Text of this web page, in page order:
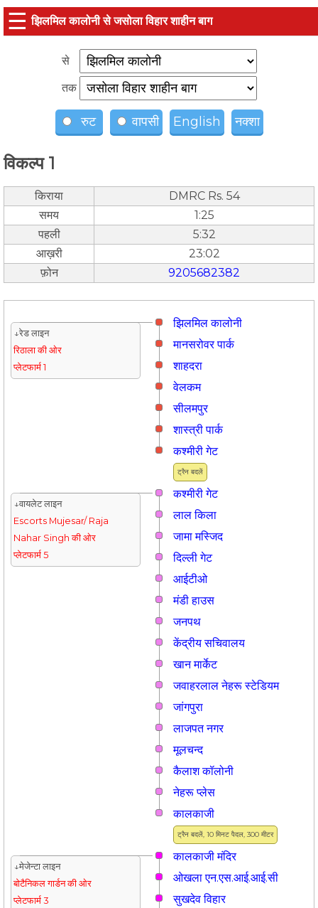
☰ झिलमिल कालोनी से जसोला विहार शाहीन बाग
से
तक
रुट वापसी English नक्शा
विकल्प 1
किराया
DMRC Rs. 54
समय
1:25
पहली
5:32
आख़री
23:02
फ़ोन
9205682382
झिलमिल कालोनी
↓रेड लाइन
रिठाला की ओर
प्लेटफार्म 1
मानसरोवर पार्क
शाहदरा
वेलकम
सीलमपुर
शास्त्री पार्क
ट्रैन बदलें
कश्मीरी गेट
कश्मीरी गेट
↓वायलेट लाइन
Escorts Mujesar/ Raja
Nahar Singh की ओर
प्लेटफार्म 5
लाल किला
जामा मस्जिद
दिल्ली गेट
आईटीओ
मंडी हाउस
जनपथ
केंद्रीय सचिवालय
खान मार्केट
जवाहरलाल नेहरू स्टेडियम
जांगपुरा
लाजपत नगर
मूलचन्द
कैलाश कॉलोनी
नेहरू प्लेस
ट्रैन बदलें, 10 मिनट पैदल, 300 मीटर
कालकाजी
कालकाजी मंदिर
↓मेजेन्टा लाइन
बोटैनिकल गार्डन की ओर
प्लेटफार्म 3
ओखला एन.एस.आई.आई.सी
सुखदेव विहार